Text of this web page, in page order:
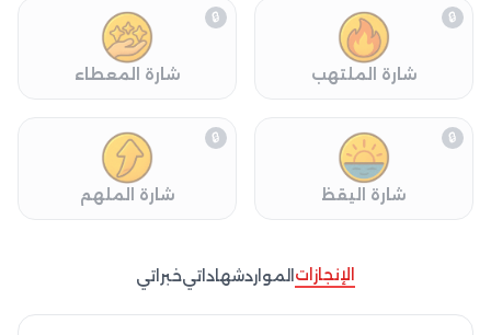
شارة الملتهب
🔒
شارة المعطاء
🔒
شارة اليقظ
🔒
شارة الملهم
🔒
الإنجازات المواردشهاداتيخبراتي